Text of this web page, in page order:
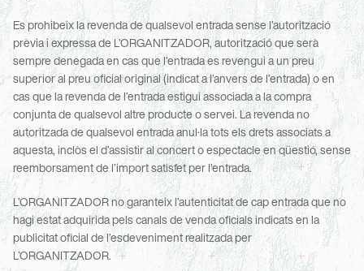
Es prohibeix la revenda de qualsevol entrada sense l’autorització
prèvia i expressa de L’ORGANITZADOR, autorització que serà
sempre denegada en cas que l’entrada es revengui a un preu
superior al preu oficial original (indicat a l’anvers de l’entrada) o en
cas que la revenda de l’entrada estigui associada a la compra
conjunta de qualsevol altre producte o servei. La revenda no
autoritzada de qualsevol entrada anul·la tots els drets associats a
aquesta, inclòs el d’assistir al concert o espectacle en qüestió, sense
reemborsament de l’import satisfet per l’entrada.
L’ORGANITZADOR no garanteix l’autenticitat de cap entrada que no
hagi estat adquirida pels canals de venda oficials indicats en la
publicitat oficial de l’esdeveniment realitzada per
L’ORGANITZADOR.